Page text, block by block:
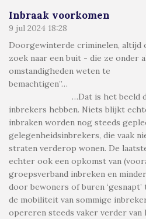
Inbraak voorkomen
9 jul 2024 18:28
Doorgewinterde criminelen, altijd
zoek naar een buit - die ze onder
omstandigheden weten te
…Dat is het beeld dat
inbrekers hebben. Niets blijkt
inbraken worden nog steeds
gelegenheidsinbrekers, die vaak
straten verderop wonen. De
echter ook een opkomst van
groepsverband inbreken en
door bewoners of buren
de mobiliteit van sommige
opereren steeds vaker verder